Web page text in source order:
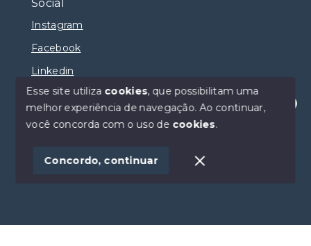
Olá! Estamos disponíveis para te ajudar.
Social
Instagram
Facebook
Linkedin
© Copyright 2026 - Selma Sumaya Corretora - Todos
SITE PARA IMOBILIARIA
Esse site utiliza cookies, que possibilitam uma
melhor experiência de navegação.Ao continuar,
você concorda com o uso de cookies.
Concordo, continuar